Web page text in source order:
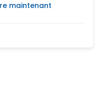
maintenant